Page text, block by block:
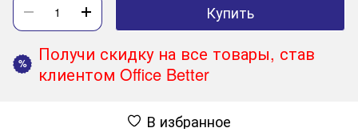
Купить
%
Получи скидку на все товары, став
клиентом Office Better
В избранное